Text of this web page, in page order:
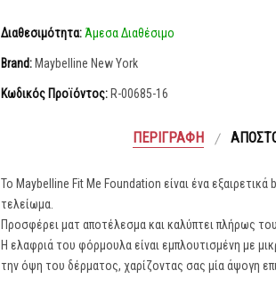
Διαθεσιμότητα: Άμεσα Διαθέσιμο
Brand: Maybelline New York
Κωδικός Προϊόντος: R-00685-16
ΠΕΡΙΓΡΑΦΉ
Το Maybelline Fit Me Foundation είναι ένα
τελείωμα.
Προσφέρει ματ αποτέλεσμα και καλύπτει πλήρως
Η ελαφριά του φόρμουλα είναι εμπλουτισμένη με
την όψη του δέρματος, χαρίζοντας σας μία άψογη